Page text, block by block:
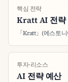
핵심 전략
Kratt AI 전략
「Kratt」(에스토
투자·리소스
AI 전략 예산